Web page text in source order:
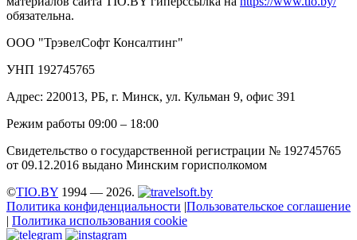
обязательна.
ООО "ТрэвелСофт Консалтинг"
УНП 192745765
Адрес: 220013, РБ, г. Минск, ул. Кульман 9, офис 391
Режим работы 09:00 – 18:00
Свидетельство о государственной регистрации № 192745765
от 09.12.2016 выдано Минским горисполкомом
©TIO.BY 1994 — 2026.
Политика конфиденциальности |Пользовательское соглашение
| Политика использования cookie